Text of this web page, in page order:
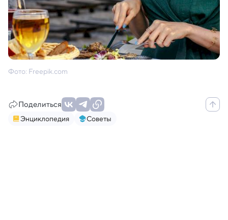
Фото: Freepik.com
Поделиться
Энциклопедия Советы